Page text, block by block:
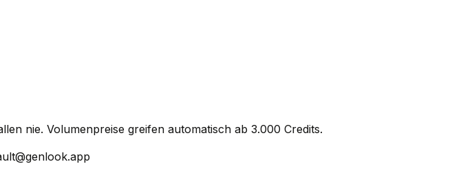
nie. Volumenpreise greifen automatisch ab 3.000 Credits.